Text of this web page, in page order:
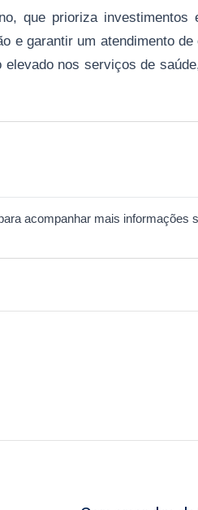
que prioriza investimentos
e garantir um atendimento
nos serviços de
acompanhar mais informações